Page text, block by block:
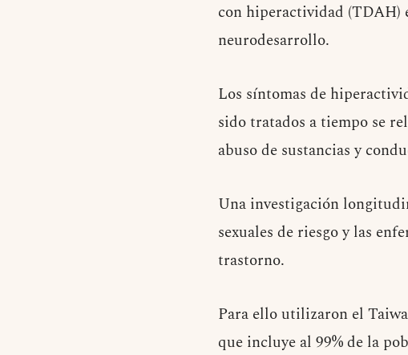
con hiperactividad (TDAH)
neurodesarrollo.
Los síntomas de
sido tratados a tiempo se
abuso de sustancias y
Una investigación
sexuales de riesgo y las
trastorno.
Para ello utilizaron el
que incluye al 99% de la